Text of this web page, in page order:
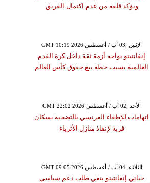
ويؤكد قلقه من عدم اكتمال الفريق
GMT 10:19 2026 الإثنين ,03 آب / أغسطس
إنفانتينو يواجه أزمة ثقة داخل كرة القدم
العالمية بسبب خطة بيع حقوق كأس العالم
GMT 22:02 2026 الأحد ,02 آب / أغسطس
اتهامات للإطفاء الفرنسي بالتضحية بسكان
قرية لإنقاذ منازل الأثرياء
GMT 09:05 2026 الثلاثاء ,04 آب / أغسطس
جياني إنفانتينو ينفي طلب دعم سياسي